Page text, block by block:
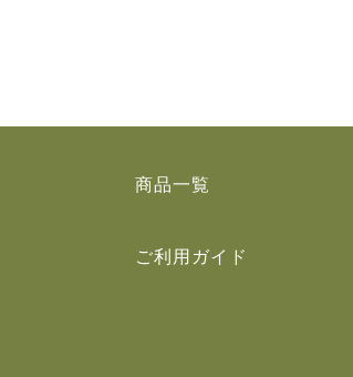
商品一覧
ご利用ガイド